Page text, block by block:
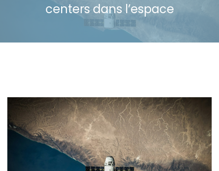
centers dans l’espace